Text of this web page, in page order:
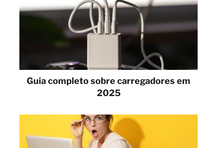
Guia completo sobre carregadores em
2025